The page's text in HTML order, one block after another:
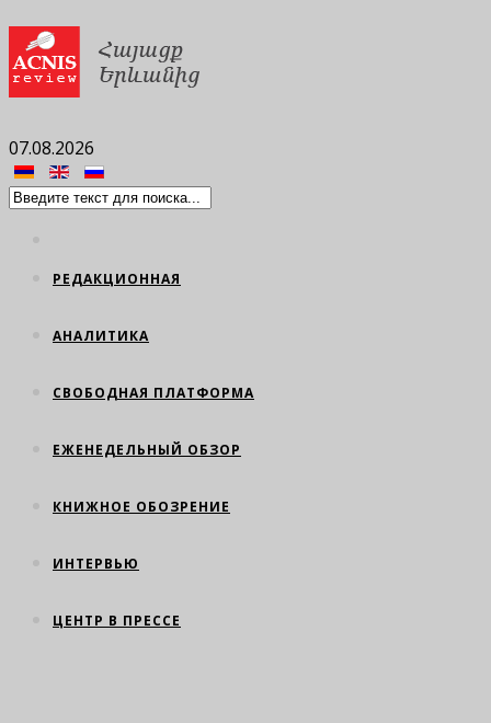
07.08.2026
РЕДАКЦИОННАЯ
АНАЛИТИКА
СВОБОДНАЯ ПЛАТФОРМА
ЕЖЕНЕДЕЛЬНЫЙ ОБЗОР
КНИЖНОЕ ОБОЗРЕНИЕ
ИНТЕРВЬЮ
ЦЕНТР В ПРЕССЕ